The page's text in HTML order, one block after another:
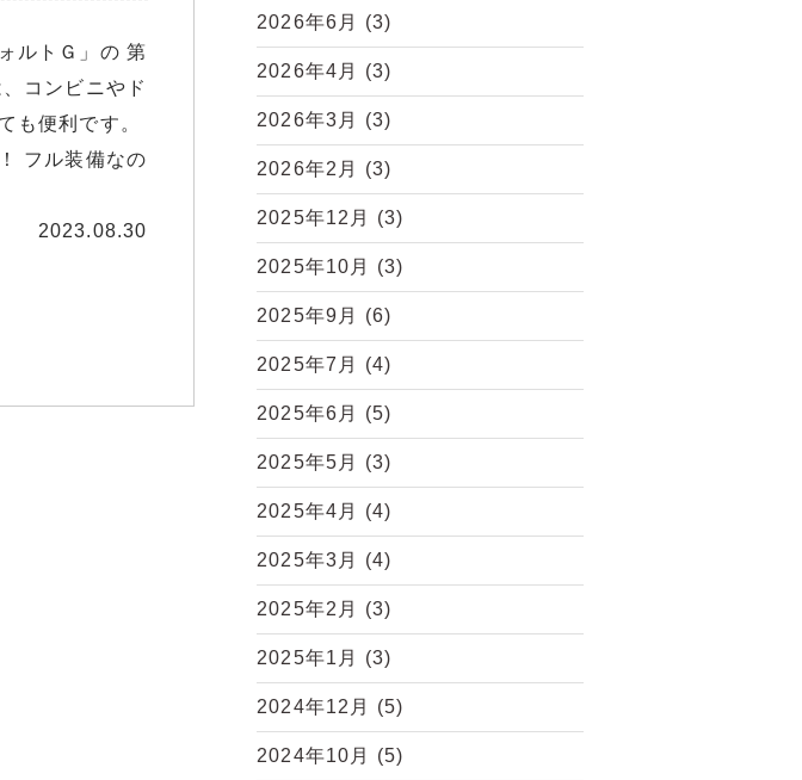
ルトＧ」の 第
コンビニやド
も便利です。
フル装備なの
2023.08.30
2026年6月 (3)
2026年4月 (3)
2026年3月 (3)
2026年2月 (3)
2025年12月 (3)
2025年10月 (3)
2025年9月 (6)
2025年7月 (4)
2025年6月 (5)
2025年5月 (3)
2025年4月 (4)
2025年3月 (4)
2025年2月 (3)
2025年1月 (3)
2024年12月 (5)
2024年10月 (5)